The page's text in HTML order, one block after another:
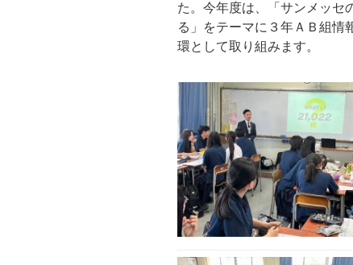
た。今年度は、「サンメッセ
る」をテーマに３年ＡＢ組情
環として取り組みます。